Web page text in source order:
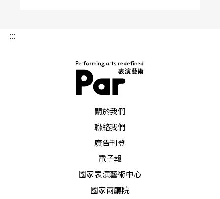
:::
關於我們
聯絡我們
廣告刊登
電子報
國家表演藝術中心
國家兩廳院